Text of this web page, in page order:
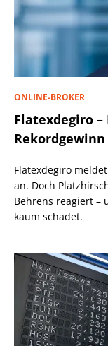
ONLINE-BROKER
Flatexdegiro
Flatexdegiro
an. Doch
Behrens reagiert –
kaum schadet.